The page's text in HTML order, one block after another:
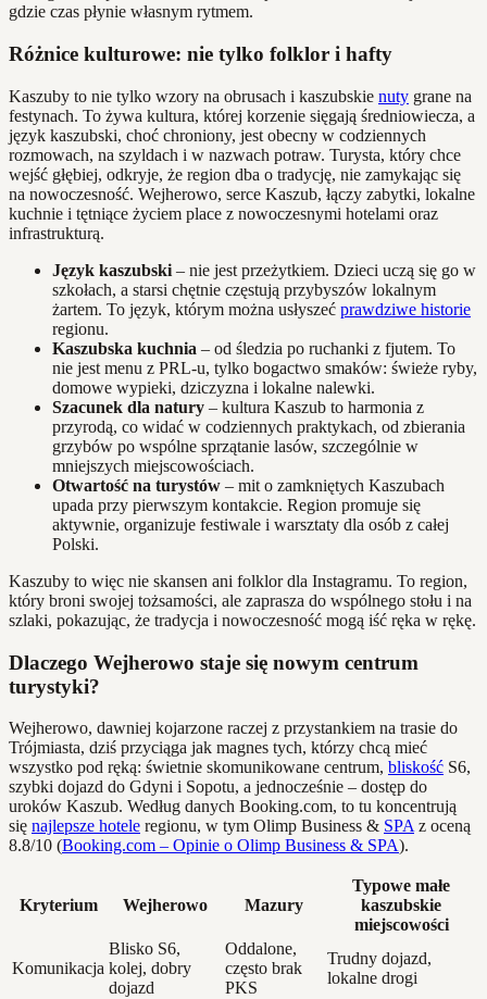
gdzie czas płynie własnym rytmem.
Różnice kulturowe: nie tylko folklor i hafty
Kaszuby to nie tylko wzory na obrusach i kaszubskie nuty grane na
festynach. To żywa kultura, której korzenie sięgają średniowiecza, a
język kaszubski, choć chroniony, jest obecny w codziennych
rozmowach, na szyldach i w nazwach potraw. Turysta, który chce
wejść głębiej, odkryje, że region dba o tradycję, nie zamykając się
na nowoczesność. Wejherowo, serce Kaszub, łączy zabytki, lokalne
kuchnie i tętniące życiem place z nowoczesnymi hotelami oraz
infrastrukturą.
Język kaszubski – nie jest przeżytkiem. Dzieci uczą się go w
szkołach, a starsi chętnie częstują przybyszów lokalnym
żartem. To język, którym można usłyszeć prawdziwe historie
regionu.
Kaszubska kuchnia – od śledzia po ruchanki z fjutem. To
nie jest menu z PRL-u, tylko bogactwo smaków: świeże ryby,
domowe wypieki, dziczyzna i lokalne nalewki.
Szacunek dla natury – kultura Kaszub to harmonia z
przyrodą, co widać w codziennych praktykach, od zbierania
grzybów po wspólne sprzątanie lasów, szczególnie w
mniejszych miejscowościach.
Otwartość na turystów – mit o zamkniętych Kaszubach
upada przy pierwszym kontakcie. Region promuje się
aktywnie, organizuje festiwale i warsztaty dla osób z całej
Polski.
Kaszuby to więc nie skansen ani folklor dla Instagramu. To region,
który broni swojej tożsamości, ale zaprasza do wspólnego stołu i na
szlaki, pokazując, że tradycja i nowoczesność mogą iść ręka w rękę.
Dlaczego Wejherowo staje się nowym centrum
turystyki?
Wejherowo, dawniej kojarzone raczej z przystankiem na trasie do
Trójmiasta, dziś przyciąga jak magnes tych, którzy chcą mieć
wszystko pod ręką: świetnie skomunikowane centrum, bliskość S6,
szybki dojazd do Gdyni i Sopotu, a jednocześnie – dostęp do
uroków Kaszub. Według danych Booking.com, to tu koncentrują
się najlepsze hotele regionu, w tym Olimp Business & SPA z oceną
8.8/10 (Booking.com – Opinie o Olimp Business & SPA).
Kryterium Wejherowo Mazury
Typowe małe
kaszubskie
miejscowości
Komunikacja
Blisko S6,
kolej, dobry
dojazd
Oddalone,
często brak
PKS
Trudny dojazd,
lokalne drogi